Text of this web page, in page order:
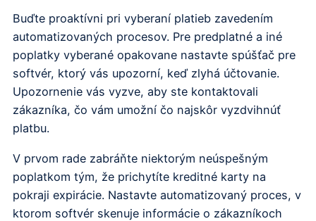
Buďte proaktívni pri vyberaní platieb zavedením
automatizovaných procesov. Pre predplatné a iné
poplatky vyberané opakovane nastavte spúšťač pre
softvér, ktorý vás upozorní, keď zlyhá účtovanie.
Upozornenie vás vyzve, aby ste kontaktovali
zákazníka, čo vám umožní čo najskôr vyzdvihnúť
platbu.
V prvom rade zabráňte niektorým neúspešným
poplatkom tým, že prichytíte kreditné karty na
pokraji expirácie. Nastavte automatizovaný proces, v
ktorom softvér skenuje informácie o zákazníkoch